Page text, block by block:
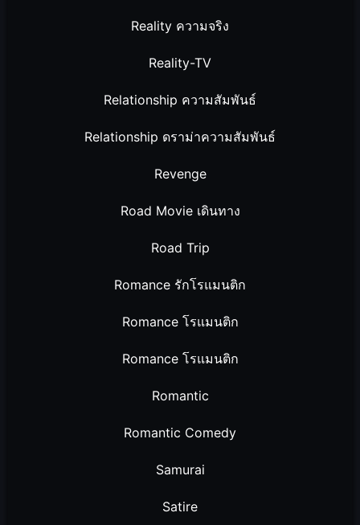
Reality ความจริง
Reality-TV
Relationship ความสัมพันธ์
Relationship ดราม่าความสัมพันธ์
Revenge
Road Movie เดินทาง
Road Trip
Romance รักโรแมนติก
Romance โรแมนติก
Romance โรแมนติก
Romantic
Romantic Comedy
Samurai
Satire